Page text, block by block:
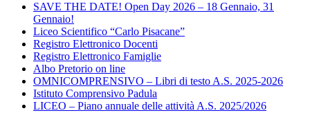
SAVE THE DATE! Open Day 2026 – 18 Gennaio, 31
Gennaio!
Liceo Scientifico “Carlo Pisacane”
Registro Elettronico Docenti
Registro Elettronico Famiglie
Albo Pretorio on line
OMNICOMPRENSIVO – Libri di testo A.S. 2025-2026
Istituto Comprensivo Padula
LICEO – Piano annuale delle attività A.S. 2025/2026